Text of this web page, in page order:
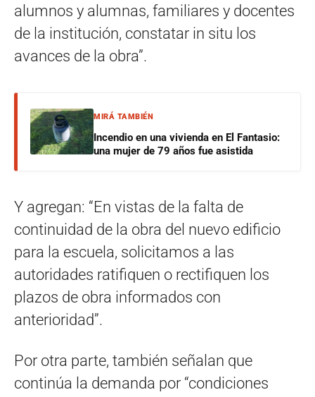
alumnos y alumnas, familiares y docentes
de la institución, constatar in situ los
avances de la obra”.
MIRÁ TAMBIÉN
Incendio en una vivienda en El Fantasio:
una mujer de 79 años fue asistida
Y agregan: “En vistas de la falta de
continuidad de la obra del nuevo edificio
para la escuela, solicitamos a las
autoridades ratifiquen o rectifiquen los
plazos de obra informados con
anterioridad”.
Por otra parte, también señalan que
continúa la demanda por “condiciones